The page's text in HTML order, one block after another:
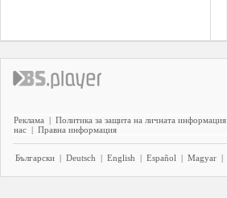
Реклама | Политика за защита на личната информация
нас | Правна информация
Български | Deutsch | English | Español | Magyar |